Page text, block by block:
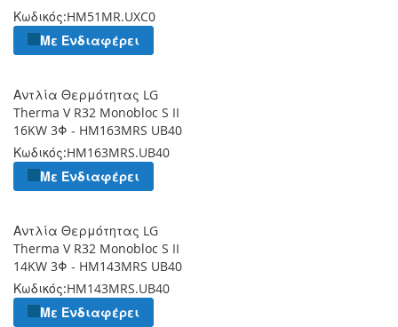
Κωδικός:HM51MR.UXC0
Με Ενδιαφέρει
Αντλία Θερμότητας LG
Therma V R32 Monobloc S II
16KW 3Φ - HM163MRS UB40
Κωδικός:HM163MRS.UB40
Με Ενδιαφέρει
Αντλία Θερμότητας LG
Therma V R32 Monobloc S II
14KW 3Φ - HM143MRS UB40
Κωδικός:HM143MRS.UB40
Με Ενδιαφέρει